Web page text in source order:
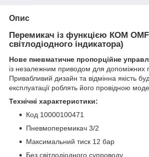
Опис
Перемикач із функцією КОМ
світлодіодного індикатора)
Нове пневматичне пропорційне
із незалежним приводом для допоміжних
Привабливий дизайн та відмінна якість
експлуатації роблять його провідною
Технічні характеристики:
Код 10000100471
Пневмоперемикач 3/2
Максимальний тиск 12 бар
Без світлодіодного супроводу